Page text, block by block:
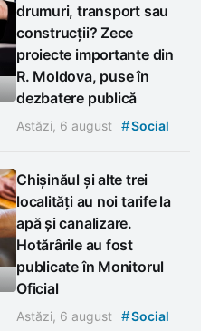
drumuri, transport sau
construcții? Zece
proiecte importante din
R. Moldova, puse în
dezbatere publică
Astăzi, 6 august #Social
Chișinăul și alte trei
localități au noi tarife la
apă și canalizare.
Hotărârile au fost
publicate în Monitorul
Oficial
Astăzi, 6 august #Social